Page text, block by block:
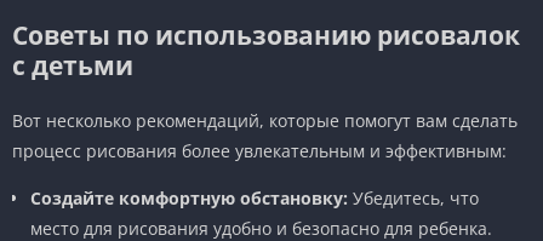
Советы по использованию рисовалок
с детьми
Вот несколько рекомендаций, которые помогут вам сделать
процесс рисования более увлекательным и эффективным:
Создайте комфортную обстановку: Убедитесь, что
место для рисования удобно и безопасно для ребенка.